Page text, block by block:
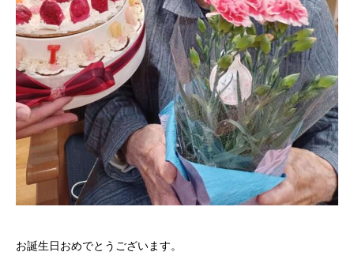
お誕生日おめでとうございます。